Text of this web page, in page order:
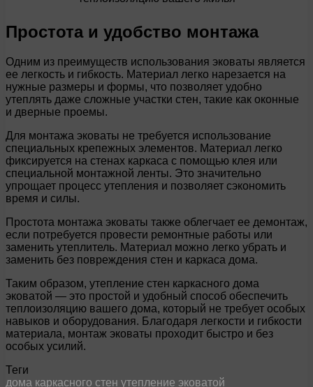
Простота и удобство монтажа
Одним из преимуществ использования эковаты является
ее легкость и гибкость. Материал легко нарезается на
нужные размеры и формы, что позволяет удобно
утеплять даже сложные участки стен, такие как оконные
и дверные проемы.
Для монтажа эковаты не требуется использование
специальных крепежных элементов. Материал легко
фиксируется на стенах каркаса с помощью клея или
специальной монтажной ленты. Это значительно
упрощает процесс утепления и позволяет сэкономить
время и силы.
Простота монтажа эковаты также облегчает ее демонтаж,
если потребуется провести ремонтные работы или
заменить утеплитель. Материал можно легко убрать и
заменить без повреждения стен и каркаса дома.
Таким образом, утепление стен каркасного дома
эковатой — это простой и удобный способ обеспечить
теплоизоляцию вашего дома, который не требует особых
навыков и оборудования. Благодаря легкости и гибкости
материала, монтаж эковаты проходит быстро и без
особых усилий.
Теги
дома каркасного стен утепление эковатой